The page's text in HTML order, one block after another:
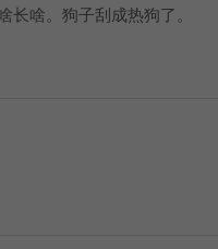
啥。狗子刮成热狗了。